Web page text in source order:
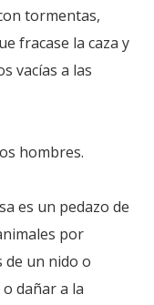
tormentas,
fracase la caza y
vacías a las
hombres.
es un pedazo de
por
de un nido o
dañar a la